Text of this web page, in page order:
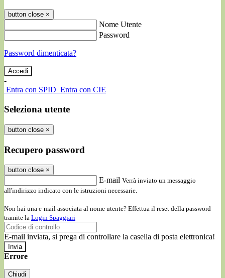
button close ×
Nome Utente
Password
Password dimenticata?
-
Entra con SPID Entra con CIE
Seleziona utente
button close ×
Recupero password
button close ×
E-mail Verrà inviato un messaggio
all'indirizzo indicato con le istruzioni necessarie.
Non hai una e-mail associata al nome utente? Effettua il reset della password
tramite la Login Spaggiari
E-mail inviata, si prega di controllare la casella di posta elettronica!
Errore
Chiudi